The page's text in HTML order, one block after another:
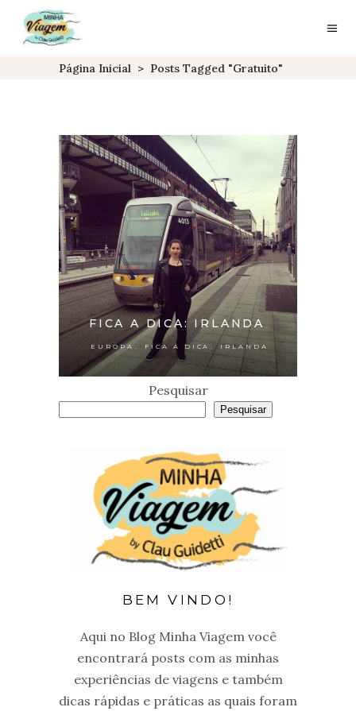
Página Inicial > Posts Tagged "gratuito"
FICA A DICA: IRLANDA
EUROPA FICA A DICA , IRLANDA
Pesquisar
Pesquisar
BEM VINDO!
Aqui no Blog Minha Viagem você
encontrará posts com as minhas
experiências de viagens e também
dicas rápidas e práticas as quais foram